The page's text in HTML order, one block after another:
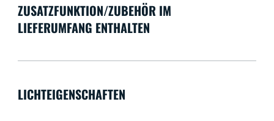
ZUSATZFUNKTION/ZUBEHÖR IM
LIEFERUMFANG ENTHALTEN
LICHTEIGENSCHAFTEN